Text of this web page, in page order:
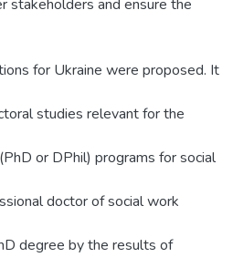
stakeholders and ensure the
for Ukraine were proposed. It
studies relevant for the
or DPhil) programs for social
doctor of social work
degree by the results of